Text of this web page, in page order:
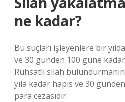
ne kadar?
Bu suçları işleyenlere bir
ve 30 günden 100 güne
Ruhsatlı silah
yıla kadar hapis ve 30
para cezasıdır.